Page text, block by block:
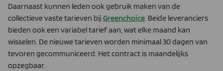
Daarnaast kunnen leden ook gebruik maken van de
collectieve vaste tarieven bij Greenchoice. Beide leveranciers
bieden ook een variabel tarief aan, wat elke maand kan
wisselen. De nieuwe tarieven worden minimaal 30 dagen van
tevoren gecommuniceerd. Het contract is maandelijks
opzegbaar.